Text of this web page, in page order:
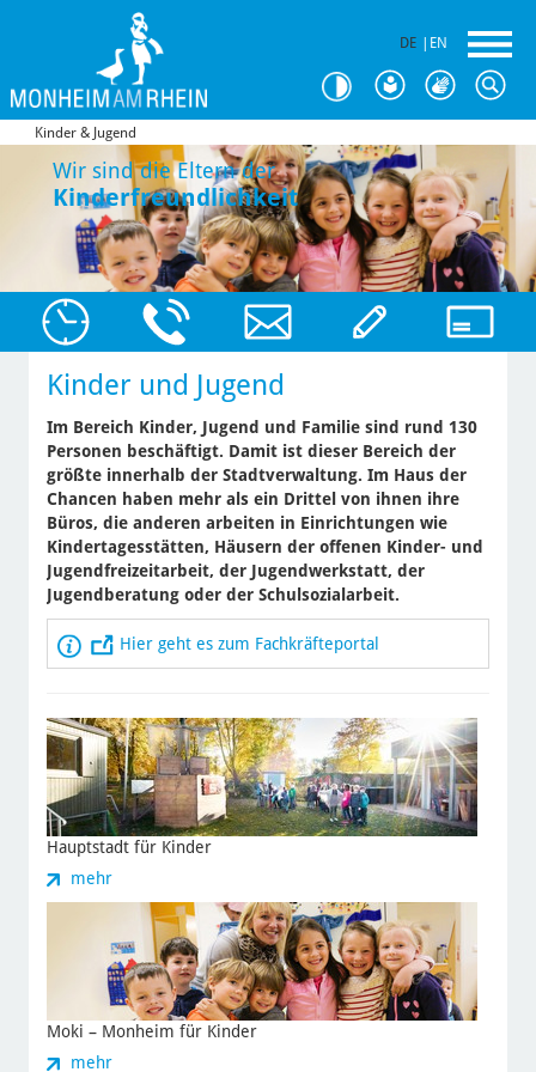
DE EN
Kinder & Jugend
Wir sind die Eltern der
Kinderfreundlichkeit
Kinder und Jugend
Im Bereich Kinder, Jugend und Familie sind rund 130
Personen beschäftigt. Damit ist dieser Bereich der
größte innerhalb der Stadtverwaltung. Im Haus der
Chancen haben mehr als ein Drittel von ihnen ihre
Büros, die anderen arbeiten in Einrichtungen wie
Kindertagesstätten, Häusern der offenen Kinder- und
Jugendfreizeitarbeit, der Jugendwerkstatt, der
Jugendberatung oder der Schulsozialarbeit.
Hier geht es zum Fachkräfteportal
Hauptstadt für Kinder
mehrzu
Hauptstadt
Kinder
Moki – Monheim für Kinder
mehrzu